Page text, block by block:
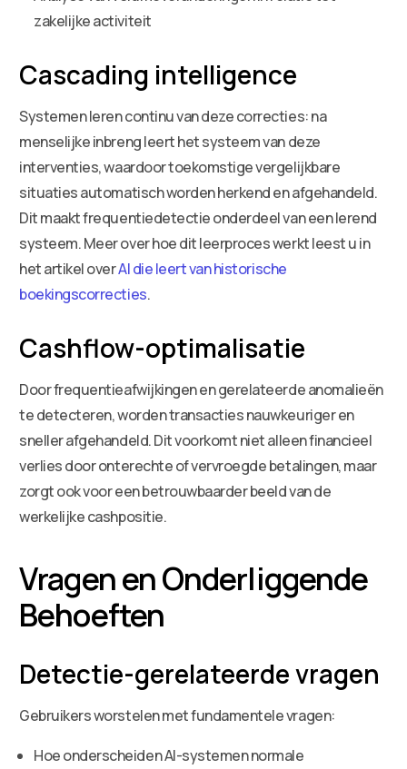
zakelijke activiteit
Cascading intelligence
Systemen leren continu van deze correcties: na
menselijke inbreng leert het systeem van deze
interventies, waardoor toekomstige vergelijkbare
situaties automatisch worden herkend en afgehandeld.
Dit maakt frequentiedetectie onderdeel van een lerend
systeem. Meer over hoe dit leerproces werkt leest u in
het artikel overAI die leert van historische
boekingscorrecties.
Cashflow-optimalisatie
Door frequentieafwijkingen en gerelateerde anomalieën
te detecteren, worden transacties nauwkeuriger en
sneller afgehandeld. Dit voorkomt niet alleen financieel
verlies door onterechte of vervroegde betalingen, maar
zorgt ook voor een betrouwbaarder beeld van de
werkelijke cashpositie.
Vragen en Onderliggende
Behoeften
Detectie-gerelateerde vragen
Gebruikers worstelen met fundamentele vragen:
Hoe onderscheiden AI-systemen normale